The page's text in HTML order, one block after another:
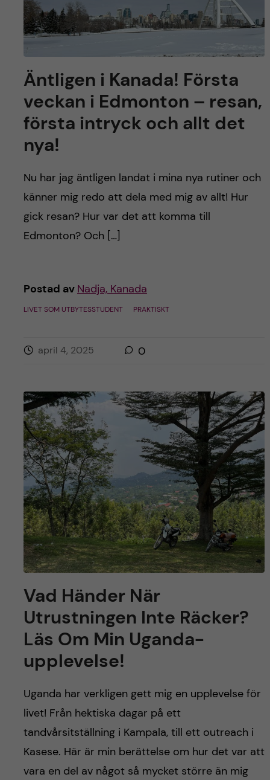
Äntligen i Kanada! Första
veckan i Edmonton – resan,
första intryck och allt det
nya!
Nu har jag äntligen landat i mina nya rutiner och
känner mig redo att dela med mig av allt! Hur
gick resan? Hur var det att komma till
Edmonton? Och […]
Postad av Nadja, Kanada
LIVET SOM UTBYTESSTUDENT PRAKTISKT
april 4, 2025 0
Vad Händer När
Utrustningen Inte Räcker?
Läs Om Min Uganda-
upplevelse!
Uganda har verkligen gett mig en upplevelse för
livet! Från hektiska dagar på ett
tandvårsitställning i Kampala, till ett outreach i
Kasese. Här är min berättelse om hur det var att
vara en del av något så mycket större än mig